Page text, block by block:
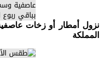
نزول أمطار أو زخات
المملكة